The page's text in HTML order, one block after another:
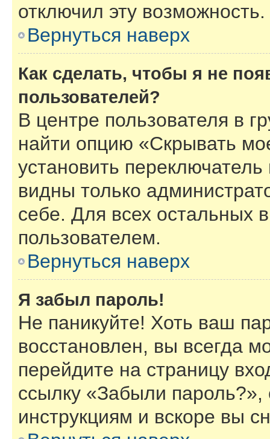
отключил эту возможность.
Вернуться наверх
Как сделать, чтобы я не
пользователей?
В центре пользователя в
найти опцию «Скрывать
установить
видны только
себе. Для всех остальных
пользователем.
Вернуться наверх
Я забыл пароль!
Не паникуйте! Хоть ваш
восстановлен, вы всегда
перейдите на страницу
ссылку «Забыли
инструкциям и вскоре вы